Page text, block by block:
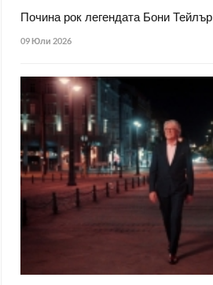
Почина рок легендата Бони Тейлър
09 Юли 2026